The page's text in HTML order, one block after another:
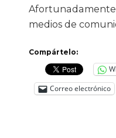
medios de
Compártelo:
Correo electrónico